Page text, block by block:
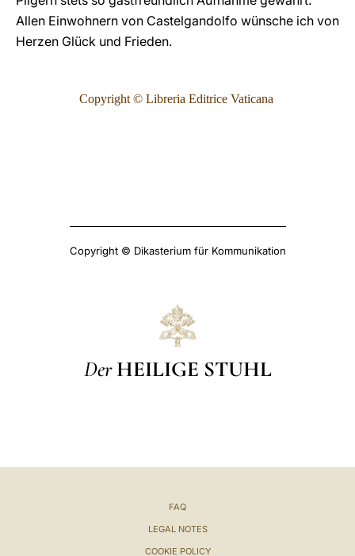
Allen Einwohnern von Castelgandolfo wünsche ich von
Herzen Glück und Frieden.
Copyright © Libreria Editrice Vaticana
Copyright © Dikasterium für Kommunikation
Der HEILIGE STUHL
FAQ
LEGAL NOTES
COOKIE POLICY